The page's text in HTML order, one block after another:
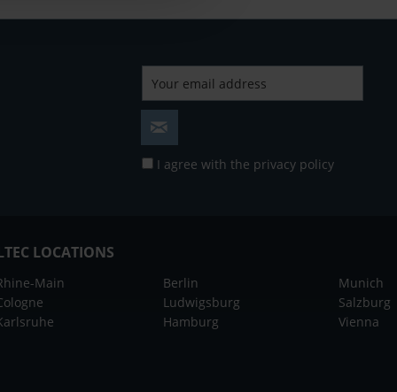
I agree with the privacy policy
LOCATIONS
Main
Berlin
Ludwigsburg
Hamburg
Munich
Salzburg
Vienna